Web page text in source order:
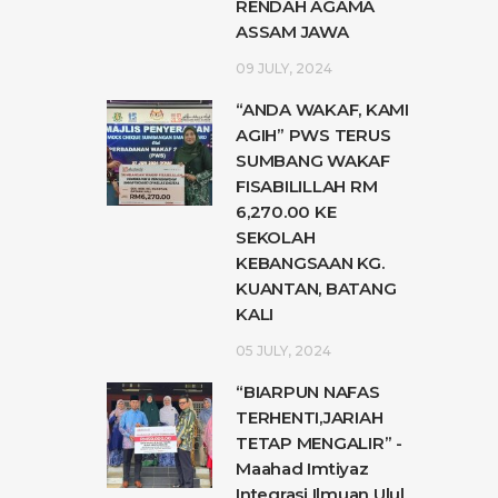
RENDAH AGAMA
ASSAM JAWA
09 JULY, 2024
“ANDA WAKAF, KAMI
AGIH” PWS TERUS
SUMBANG WAKAF
FISABILILLAH RM
6,270.00 KE
SEKOLAH
KEBANGSAAN KG.
KUANTAN, BATANG
KALI
05 JULY, 2024
“BIARPUN NAFAS
TERHENTI,JARIAH
TETAP MENGALIR” -
Maahad Imtiyaz